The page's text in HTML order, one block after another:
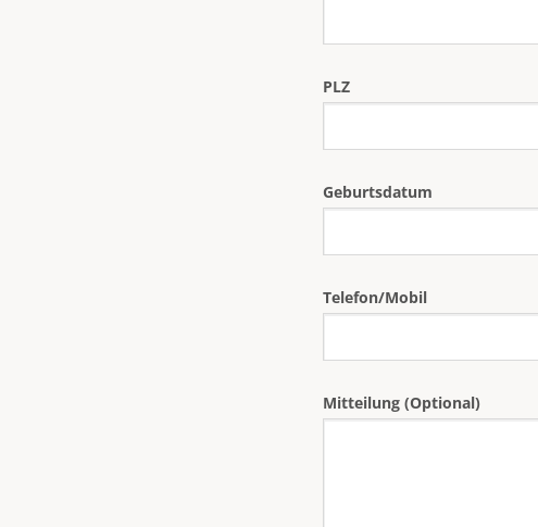
PLZ
Geburtsdatum
Telefon/Mobil
Mitteilung (Optional)